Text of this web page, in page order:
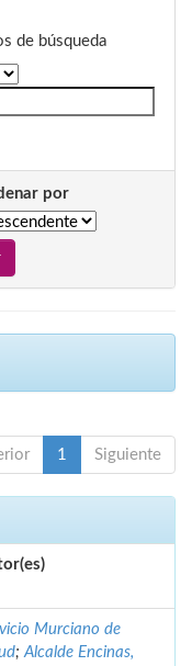
de búsqueda
por
1 Siguiente
Murciano de
;Alcalde Encinas,